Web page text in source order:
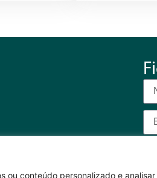
ou conteúdo personalizado e analisar